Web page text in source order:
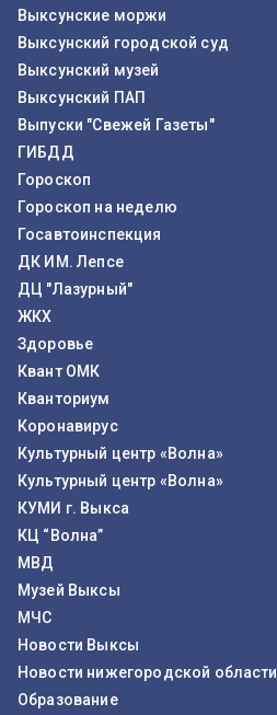
Выксунские моржи
Выксунский городской суд
Выксунский музей
Выксунский ПАП
Выпуски "Свежей Газеты"
ГИБДД
Гороскоп
Гороскоп на неделю
Госавтоинспекция
ДК ИМ. Лепсе
ДЦ "Лазурный"
ЖКХ
Здоровье
Квант ОМК
Кванториум
Коронавирус
Культурный центр «Волна»
Культурный центр «Волна»
КУМИ г. Выкса
КЦ “Волна”
МВД
Музей Выксы
МЧС
Новости Выксы
Новости нижегородской области
Образование